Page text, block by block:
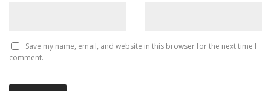
Save my name, email, and website in this browser for the next time I
comment.